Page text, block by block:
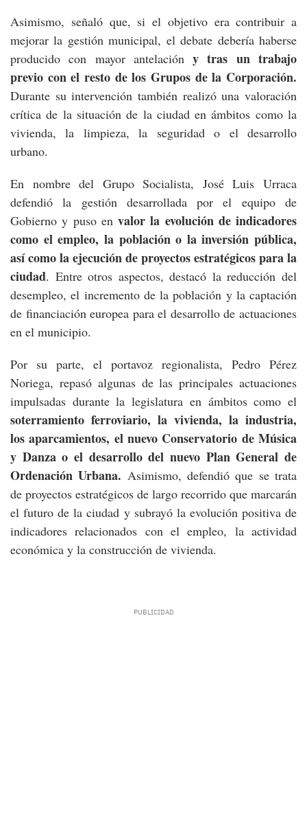
Asimismo, señaló que, si el objetivo era contribuir a
mejorar la gestión municipal, el debate debería haberse
producido con mayor antelacióny tras un trabajo
previo con el resto de los Grupos de la Corporación.
Durante su intervención también realizó una valoración
crítica de la situación de la ciudad en ámbitos como la
vivienda, la limpieza, la seguridad o el desarrollo
urbano.
En nombre del Grupo Socialista, José Luis Urraca
defendió la gestión desarrollada por el equipo de
Gobierno y puso en valor la evolución de indicadores
como el empleo, la población o la inversión pública,
así como la ejecución de proyectos estratégicos para la
ciudad. Entre otros aspectos, destacó la reducción del
desempleo, el incremento de la población y la captación
de financiación europea para el desarrollo de actuaciones
en el municipio.
Por su parte, el portavoz regionalista, Pedro Pérez
Noriega, repasó algunas de las principales actuaciones
impulsadas durante la legislatura en ámbitos como el
soterramiento ferroviario, la vivienda, la industria,
los aparcamientos, el nuevo Conservatorio de Música
y Danza o el desarrollo del nuevo Plan General de
Ordenación Urbana. Asimismo, defendió que se trata
de proyectos estratégicos de largo recorrido que marcarán
el futuro de la ciudad y subrayó la evolución positiva de
indicadores relacionados con el empleo, la actividad
económica y la construcción de vivienda.